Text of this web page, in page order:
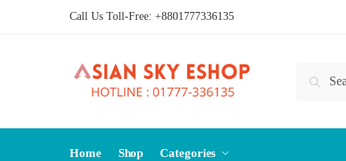
Call Us Toll-Free: +8801777336135
Search
Home Shop Categories